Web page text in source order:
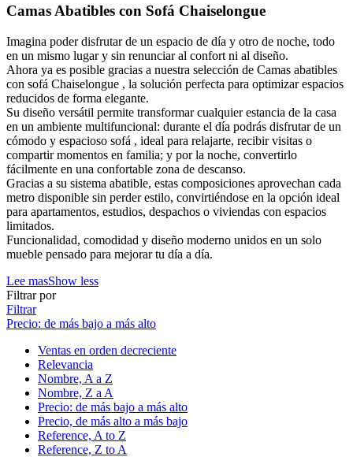
Camas Abatibles con Sofá Chaiselongue
Imagina poder disfrutar de un espacio de día y otro de noche, todo
en un mismo lugar y sin renunciar al confort ni al diseño.
Ahora ya es posible gracias a nuestra selección de Camas abatibles
con sofá Chaiselongue , la solución perfecta para optimizar espacios
reducidos de forma elegante.
Su diseño versátil permite transformar cualquier estancia de la casa
en un ambiente multifuncional: durante el día podrás disfrutar de un
cómodo y espacioso sofá , ideal para relajarte, recibir visitas o
compartir momentos en familia; y por la noche, convertirlo
fácilmente en una confortable zona de descanso.
Gracias a su sistema abatible, estas composiciones aprovechan cada
metro disponible sin perder estilo, convirtiéndose en la opción ideal
para apartamentos, estudios, despachos o viviendas con espacios
limitados.
Funcionalidad, comodidad y diseño moderno unidos en un solo
mueble pensado para mejorar tu día a día.
Lee masShow less
Filtrar por
Filtrar
Precio: de más bajo a más alto
Ventas en orden decreciente
Relevancia
Nombre, A a Z
Nombre, Z a A
Precio: de más bajo a más alto
Precio, de más alto a más bajo
Reference, A to Z
Reference, Z to A